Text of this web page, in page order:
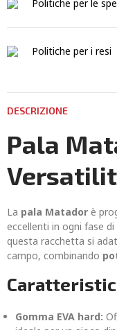
Politiche per le
Politiche per i resi
DESCRIZIONE
Pala
La pala Matador è
eccellenti in ogni fase
questa racchetta si
campo, combinando
Gomma EVA hard: